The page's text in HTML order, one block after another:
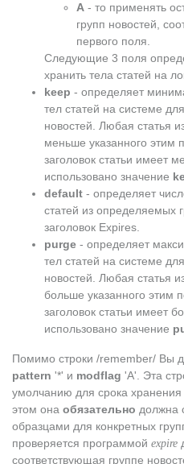
A - то применять
групп новостей,
первого поля.
Следующие 3 поля
хранить тела статей на
keep - определяет
тел статей на системе
новостей. Любая статья
меньше указанного этим
заголовок статьи имеет
использовано значение
default - определяет
статей из определяемых
заголовок Expires.
purge - определяет
тел статей на системе
новостей. Любая статья
больше указанного этим
заголовок статьи имеет
использовано значение
Помимо строки /remember/ Вы
pattern '*' и modflag 'A'. Эта
умолчанию для срока хранения
этом она обязательно должна
образцами для конкретных
проверяется программой expire
соответствующая группе